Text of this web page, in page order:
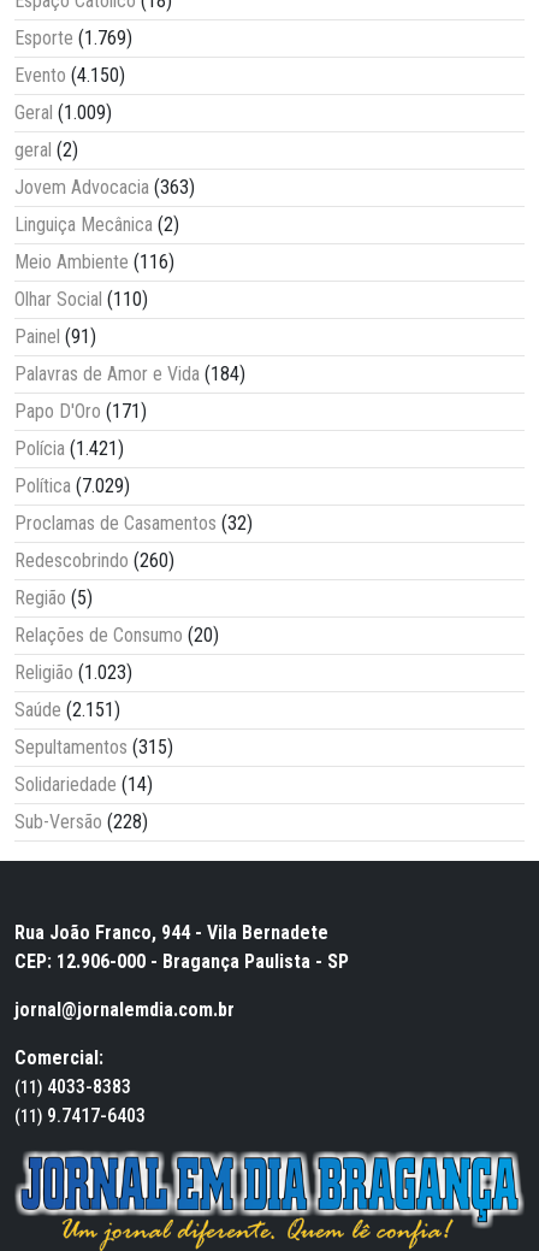
Esporte (1.769)
Evento (4.150)
Geral (1.009)
geral (2)
Jovem Advocacia (363)
Linguiça Mecânica (2)
Meio Ambiente (116)
Olhar Social (110)
Painel (91)
Palavras de Amor e Vida (184)
Papo D'Oro (171)
Polícia (1.421)
Política (7.029)
Proclamas de Casamentos (32)
Redescobrindo (260)
Região (5)
Relações de Consumo (20)
Religião (1.023)
Saúde (2.151)
Sepultamentos (315)
Solidariedade (14)
Sub-Versão (228)
Rua João Franco, 944 - Vila Bernadete
CEP: 12.906-000 - Bragança Paulista - SP
jornal@jornalemdia.com.br
Comercial:
(11) 4033-8383
(11) 9.7417-6403